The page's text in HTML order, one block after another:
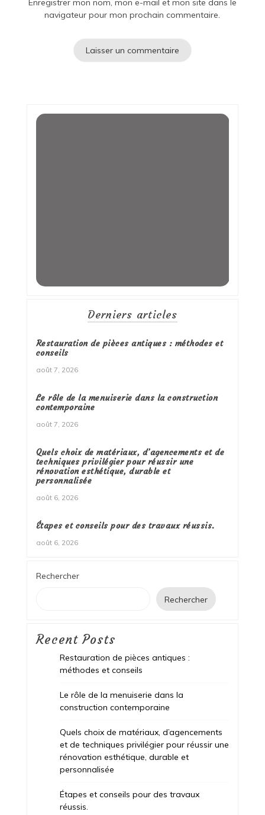
Enregistrer mon nom, mon e-mail et mon site dans le
navigateur pour mon prochain commentaire.
Derniers articles
Restauration de pièces antiques : méthodes et
conseils
août 7, 2026
Le rôle de la menuiserie dans la construction
contemporaine
août 7, 2026
Quels choix de matériaux, d’agencements et de
techniques privilégier pour réussir une
rénovation esthétique, durable et
personnalisée
août 6, 2026
Étapes et conseils pour des travaux réussis.
août 6, 2026
Rechercher
Rechercher
Recent Posts
Restauration de pièces antiques :
méthodes et conseils
Le rôle de la menuiserie dans la
construction contemporaine
Quels choix de matériaux, d’agencements
et de techniques privilégier pour réussir une
rénovation esthétique, durable et
personnalisée
Étapes et conseils pour des travaux
réussis.